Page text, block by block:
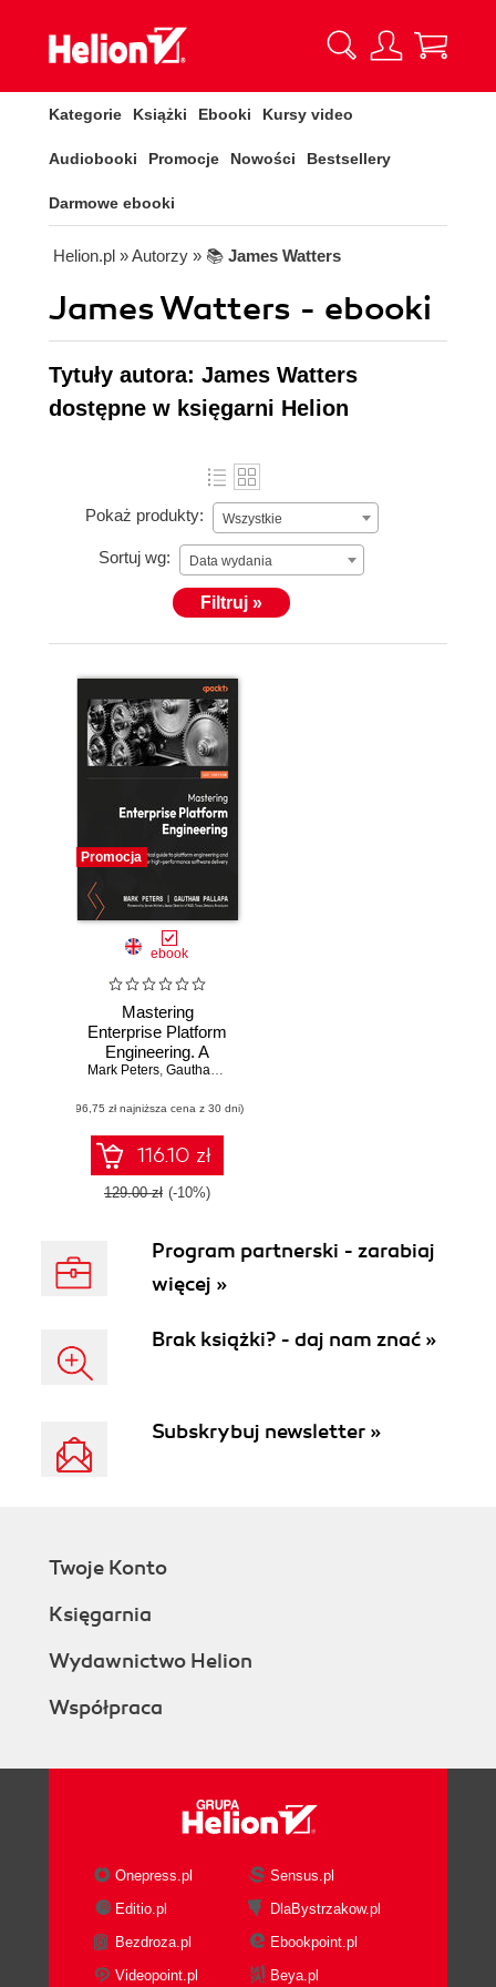
Kategorie Książki Ebooki Kursy video
Audiobooki Promocje Nowości Bestsellery
Darmowe ebooki
Helion.pl » Autorzy » 📚 James Watters
James Watters - ebooki
Tytuły autora: James Watters
dostępne w księgarni Helion
Pokaż produkty: Wszystkie
Sortuj wg: Data wydania
Filtruj »
Promocja
ebook
Mastering
Enterprise Platform
Engineering. A
practical guide to
engineering and
generative AI for
high-performance
software delivery
Mark Peters, Gautham Pallapa
(96,75 zł najniższa cena z 30 dni)
116.10 zł
129.00 zł (-10%)
Program partnerski - zarabiaj
więcej »
Brak książki? - daj nam znać »
Subskrybuj newsletter »
Twoje Konto
Księgarnia
Wydawnictwo Helion
Współpraca
Onepress.pl
Sensus.pl
Editio.pl
DlaBystrzakow.pl
Bezdroza.pl
Ebookpoint.pl
Videopoint.pl
Beya.pl